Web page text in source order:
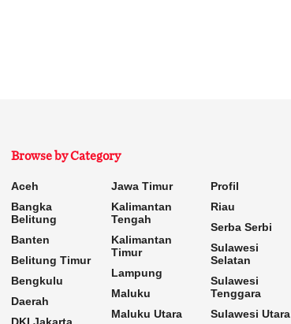
Browse by Category
Aceh
Bangka
Belitung
Banten
Belitung Timur
Bengkulu
Daerah
Jawa Timur
Kalimantan
Tengah
Kalimantan
Timur
Lampung
Maluku
Maluku Utara
Profil
Riau
Serba Serbi
Sulawesi
Selatan
Sulawesi
Tenggara
Sulawesi Utara